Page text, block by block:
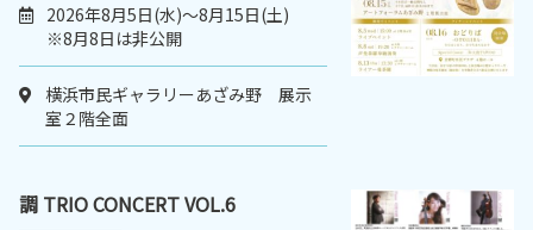
2026年8月5日(水)～8月15日(土)
※8月8日は非公開
横浜市民ギャラリーあざみ野 展示
室２階全面
調 TRIO CONCERT VOL.6